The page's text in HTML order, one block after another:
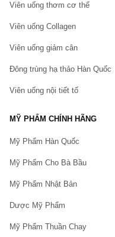
Viên uống thơm cơ thể
Viên uống Collagen
Viên uống giảm cân
Đông trùng hạ thảo Hàn Quốc
Viên uống nội tiết tố
MỸ PHẨM CHÍNH HÃNG
Mỹ Phẩm Hàn Quốc
Mỹ Phẩm Cho Bà Bầu
Mỹ Phẩm Nhật Bản
Dược Mỹ Phẩm
Mỹ Phẩm Thuần Chay